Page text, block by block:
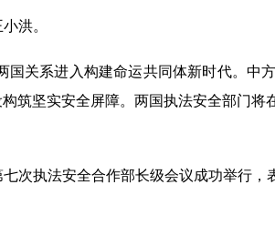
洪。
关系进入构建命运共同体新时代。
筑坚实安全屏障。两国执法安全部门
次执法安全合作部长级会议成功举行